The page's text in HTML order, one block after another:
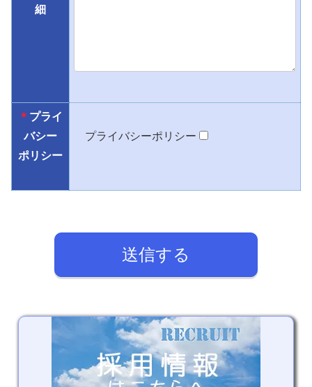
細
＊ プライ
バシー
ポリシー
プライバシーポリシー